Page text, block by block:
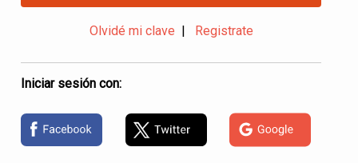
Olvidé mi clave Registrate
Iniciar sesión con: